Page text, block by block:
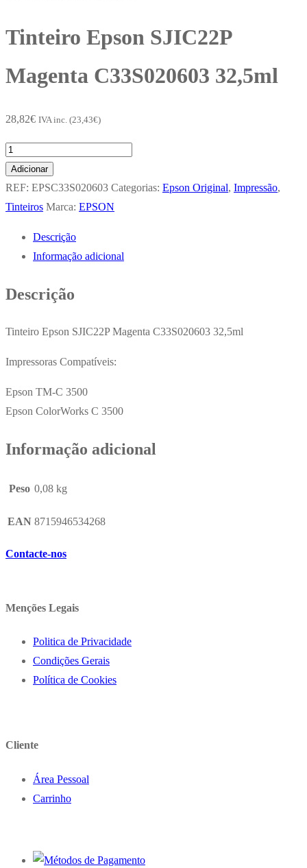
Tinteiro Epson SJIC22P
Magenta C33S020603 32,5ml
28,82€ IVA inc. (23,43€)
Quantidade
de
Tinteiro
Epson
Magenta
C33S020603
Adicionar
REF: EPSC33S020603 Categorias: Epson Original, Impressão,
Tinteiros Marca: EPSON
Descrição
Informação adicional
Descrição
Tinteiro Epson SJIC22P Magenta C33S020603 32,5ml
Impressoras Compatíveis:
Epson TM-C 3500
Epson ColorWorks C 3500
Informação adicional
Peso 0,08 kg
EAN 8715946534268
Contacte-nos
Menções Legais
Politica de Privacidade
Condições Gerais
Política de Cookies
Cliente
Área Pessoal
Carrinho